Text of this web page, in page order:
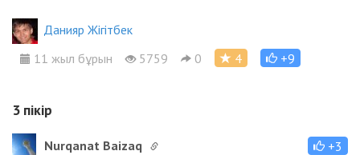
Данияр Жігітбек
11 жыл бұрын
5759 0 4 +9
3 пікір
Nurqanat Baizaq
+3